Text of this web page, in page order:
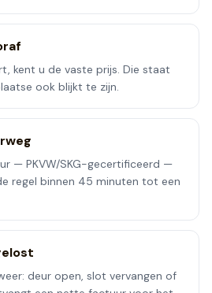
kent u de vaste prijs. Die staat
ook blijkt te zijn.
— PKVW/SKG-gecertificeerd —
regel binnen 45 minuten tot een
deur open, slot vervangen of